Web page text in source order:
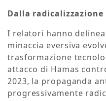
Dalla
I relatori hanno
minaccia eversiva
trasformazione
attacco di Hamas
2023, la propaganda
progressivamente